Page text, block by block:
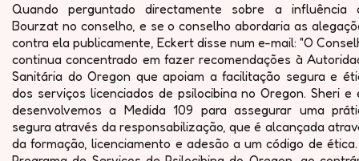
Quando perguntado directamente sobre a influência
Bourzat no conselho, e se o conselho abordaria as
contra ela publicamente, Eckert disse num e-mail: "O
continua concentrado em fazer recomendações à
Sanitária do Oregon que apoiam a facilitação segura e
dos serviços licenciados de psilocibina no Oregon. Sheri e
desenvolvemos a Medida 109 para assegurar uma
segura através da responsabilização, que é alcançada
da formação, licenciamento e adesão a um código de